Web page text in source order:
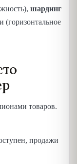
шардинг
(горизонтальное
товаров.
продажи